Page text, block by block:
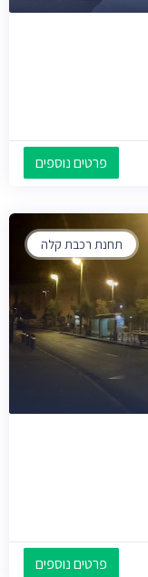
פרטים נוספים
תחנת רכבת קלה
פרטים נוספים